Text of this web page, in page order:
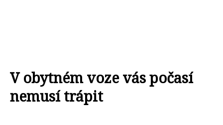
V obytném voze vás počasí
nemusí trápit